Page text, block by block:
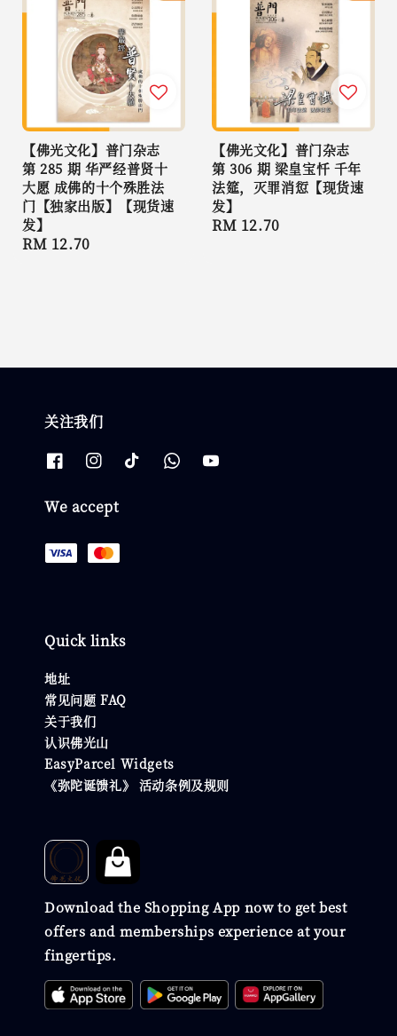
【佛光文化】普门杂志
第 285 期 华严经普贤十
大愿 成佛的十个殊胜法
门【独家出版】【现货速
发】
Regular
RM 12.70
【佛光文化】普门杂志
第 306 期 梁皇宝忏 千年
法筵，灭罪消愆【现货速
发】
Regular
RM 12.70
关注我们
We accept
Quick links
地址
常见问题 FAQ
关于我们
认识佛光山
EasyParcel Widgets
《弥陀诞馈礼》 活动条例及规则
Download the Shopping App now to get best
offers and memberships experience at your
fingertips.